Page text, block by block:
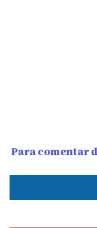
Para comentar